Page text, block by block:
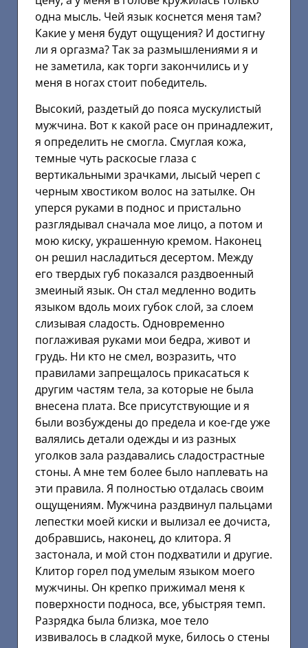
одна мысль. Чей язык коснется меня там?
Какие у меня будут ощущения? И достигну
ли я оргазма? Так за размышлениями я и
не заметила, как торги закончились и у
меня в ногах стоит победитель.
Высокий, раздетый до пояса мускулистый
мужчина. Вот к какой расе он принадлежит,
я определить не смогла. Смуглая кожа,
темные чуть раскосые глаза с
вертикальными зрачками, лысый череп с
черным хвостиком волос на затылке. Он
уперся руками в поднос и пристально
разглядывал сначала мое лицо, а потом и
мою киску, украшенную кремом. Наконец
он решил насладиться десертом. Между
его твердых губ показался раздвоенный
змеиный язык. Он стал медленно водить
языком вдоль моих губок слой, за слоем
слизывая сладость. Одновременно
поглаживая руками мои бедра, живот и
грудь. Ни кто не смел, возразить, что
правилами запрещалось прикасаться к
другим частям тела, за которые не была
внесена плата. Все присутствующие и я
были возбуждены до предела и кое-где уже
валялись детали одежды и из разных
уголков зала раздавались сладострастные
стоны. А мне тем более было наплевать на
эти правила. Я полностью отдалась своим
ощущениям. Мужчина раздвинул пальцами
лепестки моей киски и вылизал ее дочиста,
добравшись, наконец, до клитора. Я
застонала, и мой стон подхватили и другие.
Клитор горел под умелым языком моего
мужчины. Он крепко прижимал меня к
поверхности подноса, все, убыстряя темп.
Разрядка была близка, мое тело
извивалось в сладкой муке, билось о стены